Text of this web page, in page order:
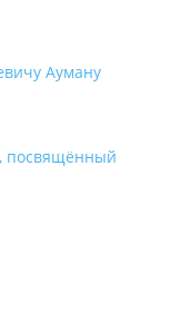
Ауману
посвящённый